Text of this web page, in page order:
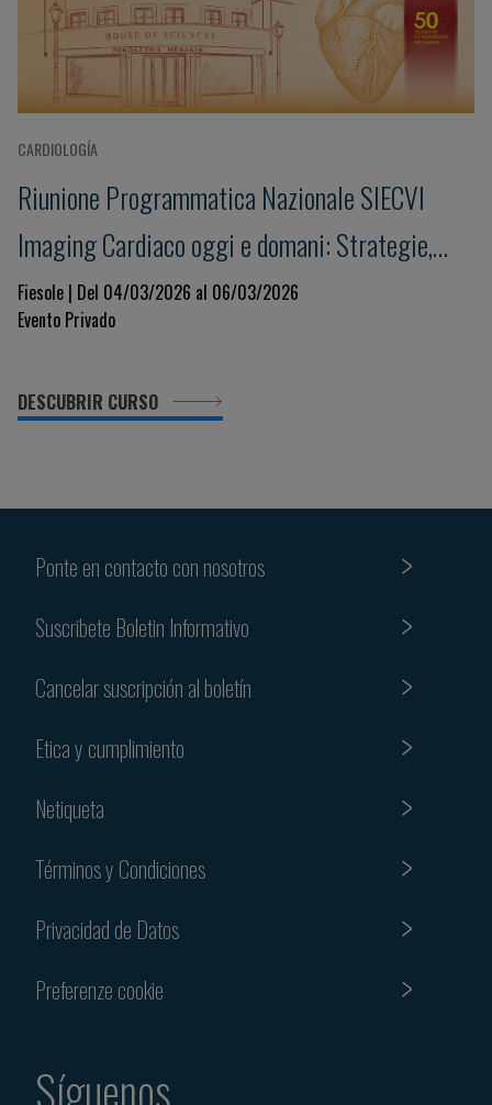
CARDIOLOGÍA
Riunione Programmatica Nazionale SIECVI
Imaging Cardiaco oggi e domani: Strategie,
Innovazione e Governance per un Sistema
Sostenibile
Fiesole | Del 04/03/2026 al 06/03/2026
Evento Privado
DESCUBRIR CURSO
Ponte en contacto con nosotros
Suscribete Boletin Informativo
Cancelar suscripción al boletín
Etica y cumplimiento
Netiqueta
Términos y Condiciones
Privacidad de Datos
Preferenze cookie
Síguenos